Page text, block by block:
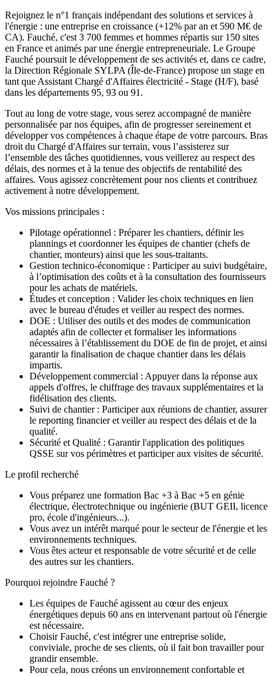
Rejoignez le n°1 français indépendant des solutions et services à
l'énergie : une entreprise en croissance (+12% par an et 590 M€ de
CA). Fauché, c'est 3 700 femmes et hommes répartis sur 150 sites
en France et animés par une énergie entrepreneuriale. Le Groupe
Fauché poursuit le développement de ses activités et, dans ce cadre,
la Direction Régionale SYLPA (Île-de-France) propose un stage en
tant que Assistant Chargé d'Affaires électricité - Stage (H/F), basé
dans les départements 95, 93 ou 91.
Tout au long de votre stage, vous serez accompagné de manière
personnalisée par nos équipes, afin de progresser sereinement et
développer vos compétences à chaque étape de votre parcours. Bras
droit du Chargé d'Affaires sur terrain, vous l’assisterez sur
l’ensemble des tâches quotidiennes, vous veillerez au respect des
délais, des normes et à la tenue des objectifs de rentabilité des
affaires. Vous agissez concrètement pour nos clients et contribuez
activement à notre développement.
Vos missions principales :
Pilotage opérationnel : Préparer les chantiers, définir les
plannings et coordonner les équipes de chantier (chefs de
chantier, monteurs) ainsi que les sous-traitants.
Gestion technico-économique : Participer au suivi budgétaire,
à l’optimisation des coûts et à la consultation des fournisseurs
pour les achats de matériels.
Études et conception : Valider les choix techniques en lien
avec le bureau d'études et veiller au respect des normes.
DOE : Utiliser des outils et des modes de communication
adaptés afin de collecter et formaliser les informations
nécessaires à l’établissement du DOE de fin de projet, et ainsi
garantir la finalisation de chaque chantier dans les délais
impartis.
Développement commercial : Appuyer dans la réponse aux
appels d'offres, le chiffrage des travaux supplémentaires et la
fidélisation des clients.
Suivi de chantier : Participer aux réunions de chantier, assurer
le reporting financier et veiller au respect des délais et de la
qualité.
Sécurité et Qualité : Garantir l'application des politiques
QSSE sur vos périmètres et participer aux visites de sécurité.
Le profil recherché
Vous préparez une formation Bac +3 à Bac +5 en génie
électrique, électrotechnique ou ingénierie (BUT GEII, licence
pro, école d'ingénieurs...).
Vous avez un intérêt marqué pour le secteur de l'énergie et les
environnements techniques.
Vous êtes acteur et responsable de votre sécurité et de celle
des autres sur les chantiers.
Pourquoi rejoindre Fauché ?
Les équipes de Fauché agissent au cœur des enjeux
énergétiques depuis 60 ans en intervenant partout où l'énergie
est nécessaire.
Choisir Fauché, c'est intégrer une entreprise solide,
conviviale, proche de ses clients, où il fait bon travailler pour
grandir ensemble.
Pour cela, nous créons un environnement confortable et